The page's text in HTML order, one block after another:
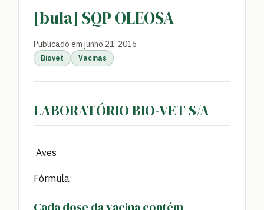
[bula] SQP OLEOSA
Publicado em junho 21, 2016
Biovet Vacinas
LABORATÓRIO BIO-VET S/A
Aves
Fórmula: